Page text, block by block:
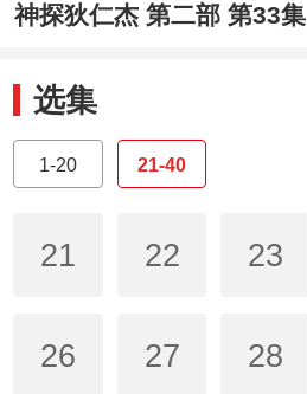
神探狄仁杰 第二部 第33集
选集
1-20 21-40
21 22 23
26 27 28